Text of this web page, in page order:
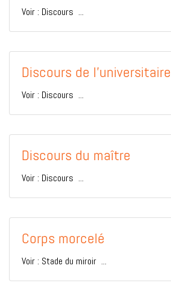
Voir : Discours ...
Discours de l'universitaire
Voir : Discours ...
Discours du maître
Voir : Discours ...
Corps morcelé
Voir : Stade du miroir ...